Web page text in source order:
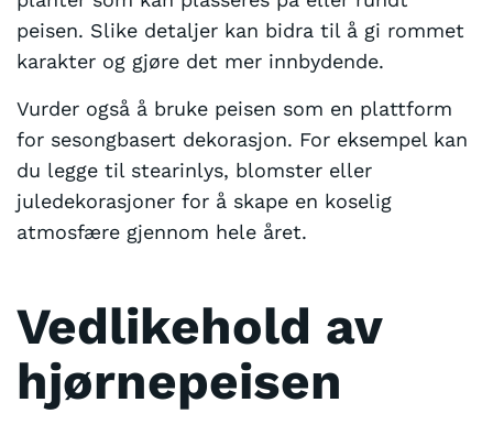
peisen. Slike detaljer kan bidra til å gi rommet
karakter og gjøre det mer innbydende.
Vurder også å bruke peisen som en plattform
for sesongbasert dekorasjon. For eksempel kan
du legge til stearinlys, blomster eller
juledekorasjoner for å skape en koselig
atmosfære gjennom hele året.
Vedlikehold av
hjørnepeisen